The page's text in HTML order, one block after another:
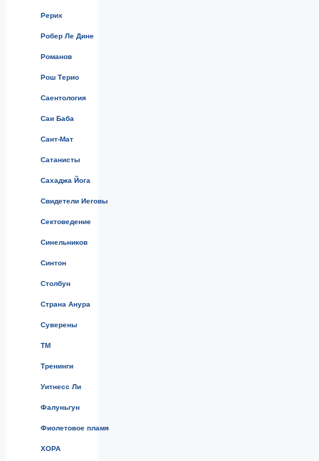
Рерих
Робер Ле Дине
Романов
Рош Терио
Саентология
Саи Баба
Сант-Мат
Сатанисты
Сахаджа Йога
Свидетели Иеговы
Сектоведение
Синельников
Синтон
Столбун
Страна Анура
Суверены
ТМ
Тренинги
Уитнесс Ли
Фалуньгун
Фиолетовое пламя
ХОРА